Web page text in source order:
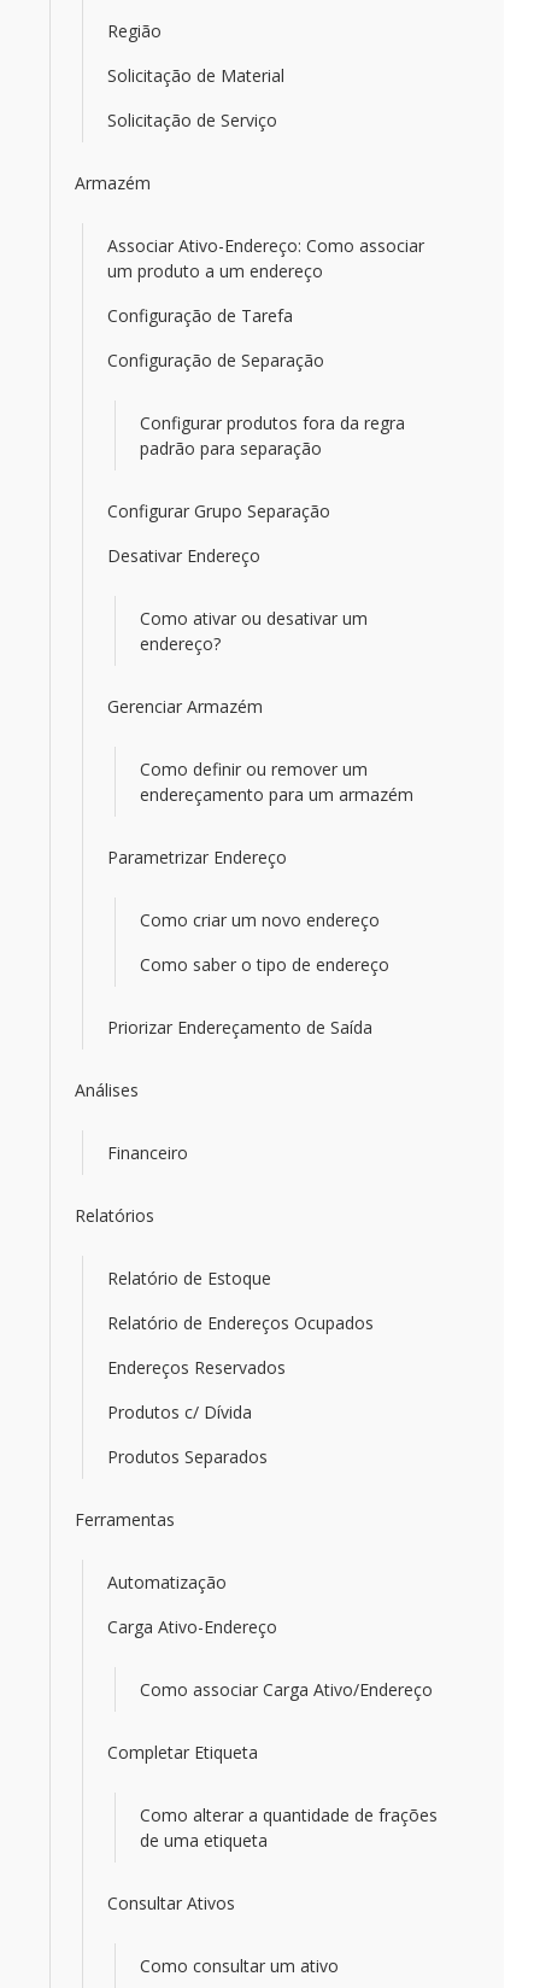
Região
Solicitação de Material
Solicitação de Serviço
Armazém
Associar Ativo-Endereço: Como associar
um produto a um endereço
Configuração de Tarefa
Configuração de Separação
Configurar produtos fora da regra
padrão para separação
Configurar Grupo Separação
Desativar Endereço
Como ativar ou desativar um
endereço?
Gerenciar Armazém
Como definir ou remover um
endereçamento para um armazém
Parametrizar Endereço
Como criar um novo endereço
Como saber o tipo de endereço
Priorizar Endereçamento de Saída
Análises
Financeiro
Relatórios
Relatório de Estoque
Relatório de Endereços Ocupados
Endereços Reservados
Produtos c/ Dívida
Produtos Separados
Ferramentas
Automatização
Carga Ativo-Endereço
Como associar Carga Ativo/Endereço
Completar Etiqueta
Como alterar a quantidade de frações
de uma etiqueta
Consultar Ativos
Como consultar um ativo